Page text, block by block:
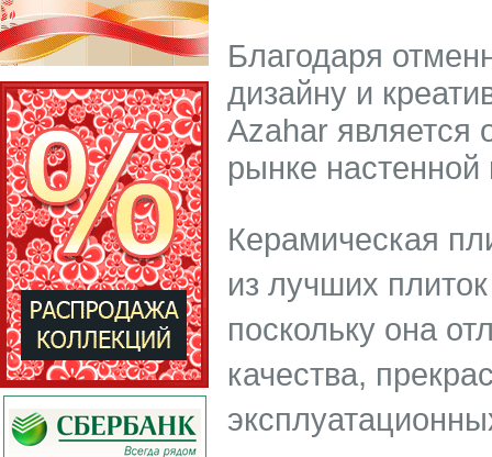
Благодаря
дизайну и
Azahar является
рынке настенной
Керамическая
из лучших
поскольку она
качества,